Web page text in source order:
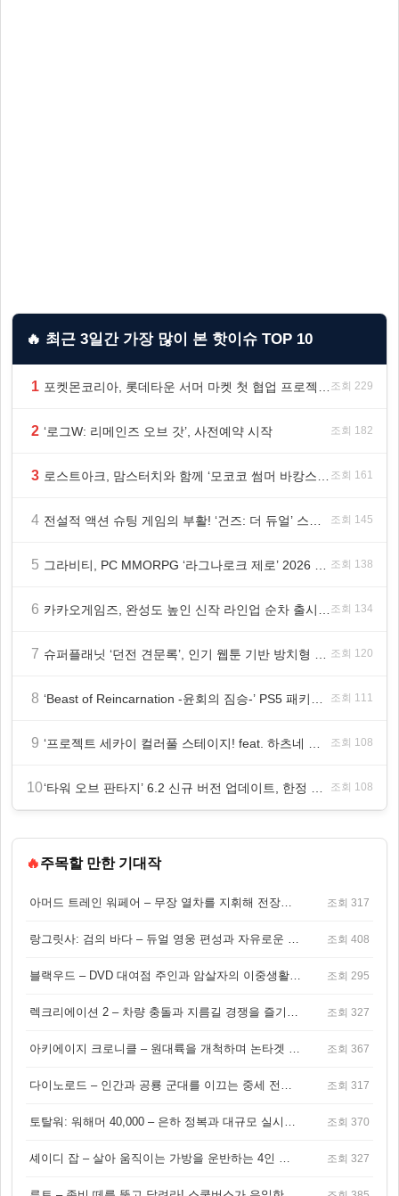
🔥 최근 3일간 가장 많이 본 핫이슈 TOP 10
1 조회 229
2 ‘로그W: 리메인즈 오브 갓’, 사전예약 시작 조회 182
3 조회 161
4 조회 145
5 조회 138
6 조회 134
7 조회 120
8 조회 111
9 조회 108
10 조회 108
🔥주목할 만한 기대작
아머드 트레인 워페어 – 무장 열차를 지휘해 전장을 돌파하는 생존 전투 게임 조회 317
랑그릿사: 검의 바다 – 듀얼 영웅 편성과 자유로운 탐험을 결합한 판타지 전략 RPG 조회 408
블랙우드 – DVD 대여점 주인과 암살자의 이중생활을 그린 3인칭 액션 스릴러 게임 조회 295
렉크리에이션 2 – 차량 충돌과 지름길 경쟁을 즐기는 오픈월드 아케이드 레이싱 게임 조회 327
아키에이지 크로니클 – 원대륙을 개척하며 논타겟 전투를 즐기는 오픈월드 MMORPG 조회 367
다이노로드 – 인간과 공룡 군대를 이끄는 중세 전략 액션 RPG 조회 317
토탈워: 워해머 40,000 – 은하 정복과 대규모 실시간 전투가 결합된 전략 게임! 조회 370
셰이디 잡 – 살아 움직이는 가방을 운반하는 4인 협동 물리 어드벤처 게임 조회 327